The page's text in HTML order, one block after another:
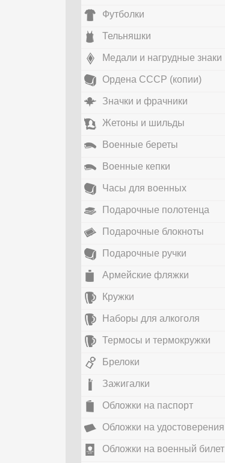
Футболки
Тельняшки
Медали и нагрудные знаки
Ордена СССР (копии)
Значки и фрачники
Жетоны и шильды
Военные береты
Военные кепки
Часы для военных
Подарочные полотенца
Подарочные блокноты
Подарочные ручки
Армейские фляжки
Кружки
Наборы для алкоголя
Термосы и термокружки
Брелоки
Зажигалки
Обложки на паспорт
Обложки на удостоверения
Обложки на военный билет